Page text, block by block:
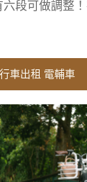
段可做調整
車出租 電輔車